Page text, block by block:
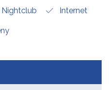
Nightclub Internet